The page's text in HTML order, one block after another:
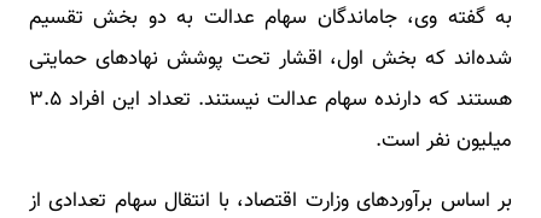
به گفته وی، جاماندگان سهام عدالت به دو بخش تقسیم
شده‌اند که بخش اول، اقشار تحت پوشش نهادهای حمایتی
هستند که دارنده سهام عدالت نیستند. تعداد این افراد ۳.۵
میلیون نفر است.
بر اساس برآوردهای وزارت اقتصاد، با انتقال سهام تعدادی از